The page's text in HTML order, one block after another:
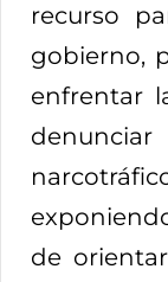
recurso
gobierno,
enfrentar
de